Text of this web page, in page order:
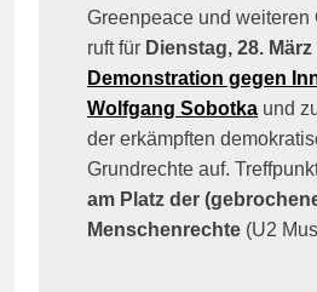
Greenpeace und weiteren
ruft für Dienstag, 28.
Demonstration gegen
Wolfgang Sobotka und
der erkämpften
Grundrechte auf.
am Platz der
Menschenrechte (U2